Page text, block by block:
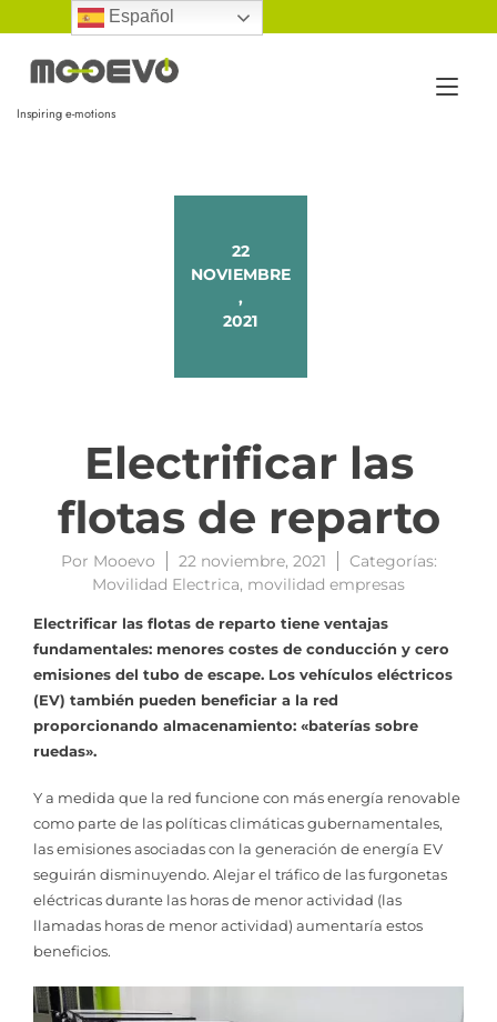
al
Inspiring e-motions
22
NOVIEMBRE
,
2021
Electrificar las
flotas de reparto
Por Mooevo 22 noviembre, 2021
Categorías:
Movilidad Electrica, movilidad empresas
Electrificar las flotas de reparto tiene ventajas
fundamentales: menores costes de conducción y cero
emisiones del tubo de escape. Los vehículos eléctricos
(EV) también pueden beneficiar a la red
proporcionando almacenamiento: «baterías sobre
ruedas».
Y a medida que la red funcione con más energía renovable
como parte de las políticas climáticas gubernamentales,
las emisiones asociadas con la generación de energía EV
seguirán disminuyendo. Alejar el tráfico de las furgonetas
eléctricas durante las horas de menor actividad (las
llamadas horas de menor actividad) aumentaría estos
beneficios.
Español